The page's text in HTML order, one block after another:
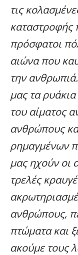
τις
καταστροφής
πρόσφατοι
αιώνα που
την
μας τα
του αίματος
ανθρώπους
ρημαγμένων
μας ηχούν οι
τρελές
ανθρώπους,
πτώματα και
ακούμε τους